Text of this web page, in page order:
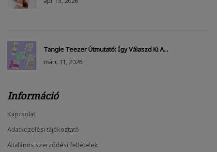
Tangle Teezer Útmutató: Így Válaszd Ki A...
márc 11, 2026
Információ
Kapcsolat
Adatkezelési tájékoztató
Általános szerződési feltételek